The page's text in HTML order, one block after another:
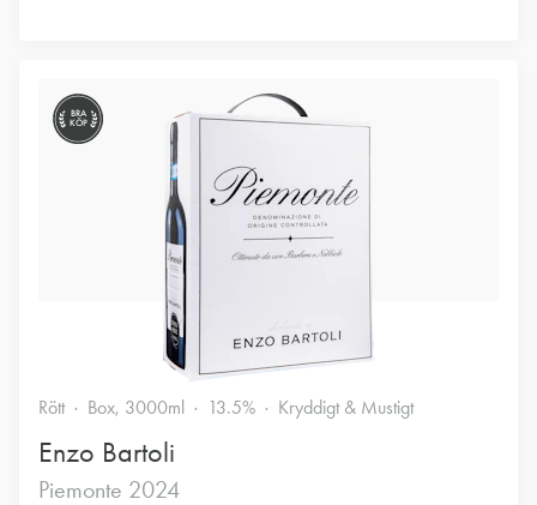
BRA
KÖP
Rött Box, 3000ml 13.5% Kryddigt & Mustigt
Enzo Bartoli
Piemonte 2024